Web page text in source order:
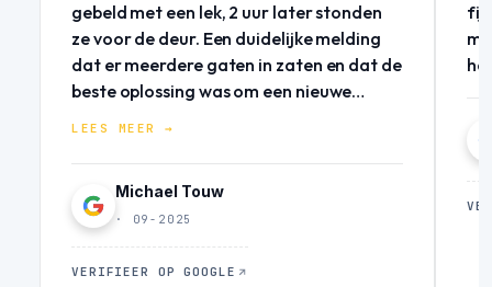
gebeld met een lek, 2 uur later stonden
ze voor de deur. Een duidelijke melding
dat er meerdere gaten in zaten en dat de
beste oplossing was om een nieuwe
Duidelijke offerte geleverd met goede
onderbouwing! Woensdag stonden ze
weer voor de deur om de hele goot
opnieuw te coaten. Goed advies
gekregen over eventuele toekomstige
LEES MEER →
Michael Touw
· 09-2025
VERIFIEER OP GOOGLE